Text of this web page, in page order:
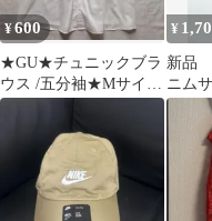
¥600
★GU★チュニックブラ
ウス /五分袖★Mサイズ
新品/ジーユー
¥
新品
ニム
パン